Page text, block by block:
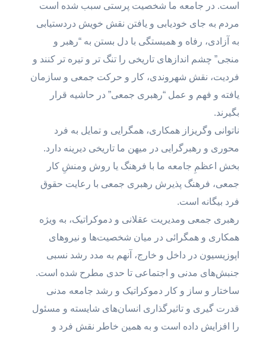
است. در جامعه ما شخصیت پرستی سبب شده است
مردم به جای خودیابی و یافتن نقش خویش دردستیابی
به آزادی، رفاه و همبستگی با دل بستن به “رهبر و
منجی” چشم اندازهای تاریخی را تنگ تر و تیره تر کنند و
فردیت، نقش شهروندی، کار و حرکت جمعی و سازمان
یافته و فهم و عمل “رهبری جمعی” در حاشیه قرار
بگیرند.
ناتوانی وگریزاز همکاری، همگرایی و تمایل به فرد
محوری و رهبرگرایی در میهن ما تاریخی دیرینه دارد.
بخش اعظمِ جامعه ما با فرهنگ یا روش ومنشِ کار
جمعی، فرهنگ پذیرش رهبری جمعی با رعایت حقوق
فرد بیگانه است.
رهبری جمعی ومدیریت عقلانی و دموکراتیک، به ویژه
همکاری و همگرائی در میان شخصیت‌ها و نیروهای
اپوزیسیون در داخل و خارج، آنهم به مدد رشد نسبی
جنبش‌های مدنی و اجتماعی تا حدی مطرح شده است.
ساختار و ساز و کار دموکراتیک و رشد جامعه مدنی
قدرت گیری و تاثیرگذاری انسان‌های شایسته و مسئول
را افزایش داده است و به همین خاطر نقش فرد و